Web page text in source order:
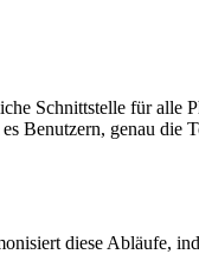
Schnittstelle für alle
Benutzern, genau die
diese Abläufe,